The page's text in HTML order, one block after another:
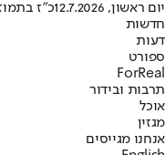
יום ראשון, 12.7.2026
כ"ז
חדשות
דעות
ספורט
ForReal
תרבות ובידור
אוכל
מגזין
אנחנו מגייסים